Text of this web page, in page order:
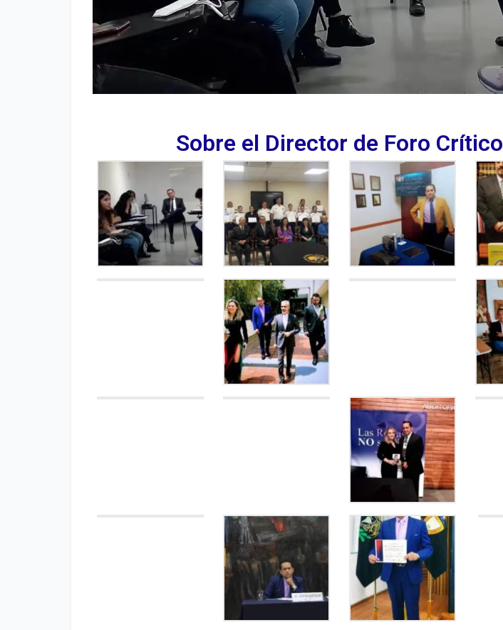
Sobre el Director de Foro Crítico